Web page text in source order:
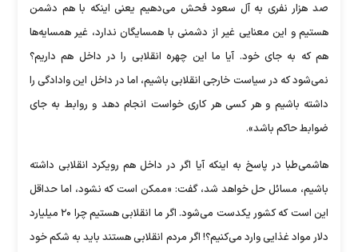
صد هزار نفری به آل سعود فحش می‌دهیم یعنی اینکه با هم دشمن
هستیم و این معنایی غیر از دشمنی با همسایگان ندارد، غیر همسایه‌ها
هم که به جای خود. آیا ما این چهره انقلابی را در داخل هم داریم؟
نمی‌شود که در سیاست خارجی انقلابی باشیم، اما در داخل این وادادگی را
داشته باشیم و هر کسی هر کاری خواست انجام دهد و روابط به جای
ضوابط حاکم باشد».
هاشمی‌طبا در پاسخ به اینکه آیا اگر در داخل هم رویکرد انقلابی داشته
باشیم، مسائل حل خواهد شد، گفت: «ممکن است که نشود، اما حداقل
این است که کشور یکدست می‌شود. اگر ما انقلابی هستیم چرا ۲۰ میلیارد
دلار مواد غذایی وارد می‌کنیم؟! اگر مردم انقلابی هستند باید به شکم خود